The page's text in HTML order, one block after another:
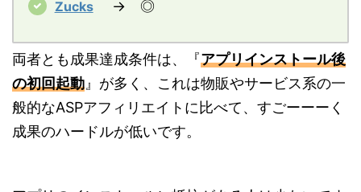
Zucks → ◎
両者とも成果達成条件は、『アプリインストール後
の初回起動 』が多く、これは物販やサービス系の一
般的なASPアフィリエイトに比べて、すごーーーく
成果のハードルが低いです。